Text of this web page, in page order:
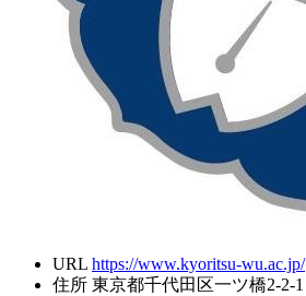
URL https://www.kyoritsu-wu.ac.jp/
住所 東京都千代田区一ツ橋2-2-1